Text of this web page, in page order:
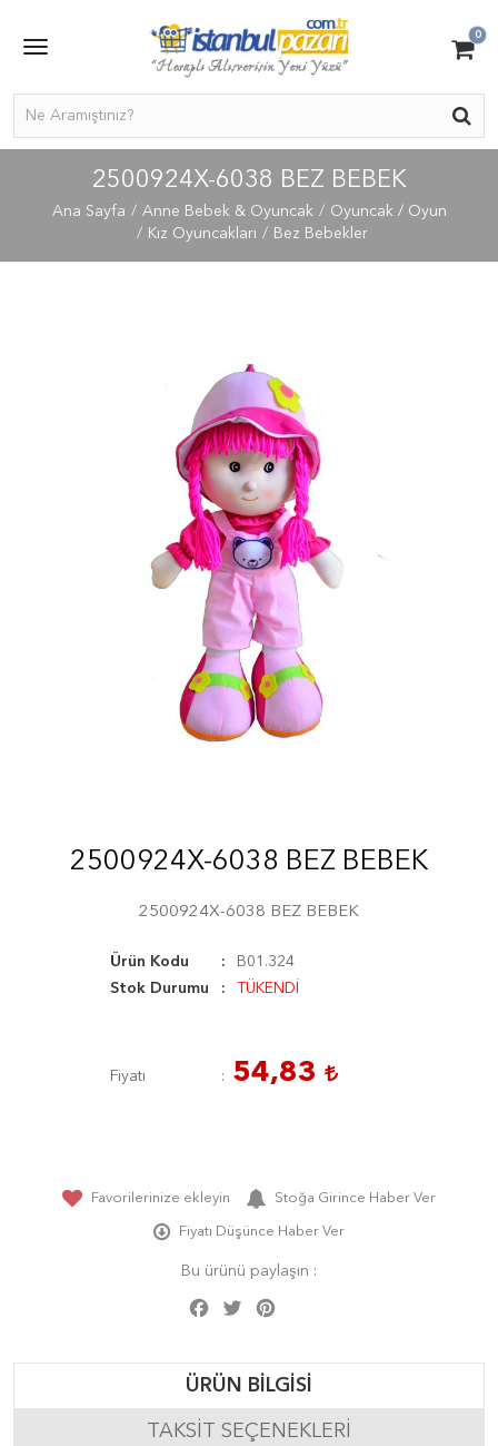
0
2500924X-6038 BEZ BEBEK
Ana Sayfa Anne Bebek & Oyuncak
Oyuncak / Oyun
Kız Oyuncakları
Bez Bebekler
2500924X-6038 BEZ BEBEK
2500924X-6038 BEZ BEBEK
Ürün Kodu
B01.324
Stok Durumu
TÜKENDİ
Fiyatı 54,83
Favorilerinize ekleyin Stoğa Girince Haber Ver
Fiyatı Düşünce Haber Ver
Bu ürünü paylaşın :
Facebook
Twitter
ÜRÜN BILGISI
TAKSIT SEÇENEKLERI